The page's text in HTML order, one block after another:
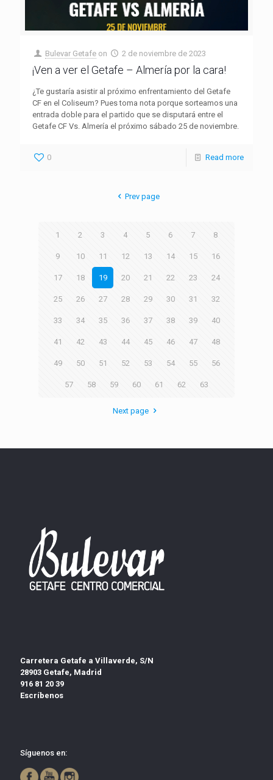
Bulevar Getafe on 2 de noviembre de 2023
¡Ven a ver el Getafe – Almería por la cara!
¿Te gustaría asistir al próximo enfrentamiento del Getafe
CF en el Coliseum? Pues toma nota porque sorteamos una
entrada doble para el partido que se disputará entre el
Getafe CF Vs. Almería el próximo sábado 25 de noviembre.
0 Read more
Prev page
1 2 3 4 5 6 7 8
9 10 11 12 13 14 15 16
17 18 19 20 21 22 23 24
25 26 27 28 29 30 31 32
33 34 35 36 37 38 39 40
41 42 43 44 45 46 47 48
49 50 51 52 53 54 55 56
57 58 59 60 61 62 63
Next page
Carretera Getafe a Villaverde, S/N
28903 Getafe, Madrid
916 81 20 39
Escríbenos
Síguenos en: